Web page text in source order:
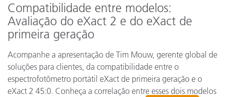
Compatibilidade entre modelos:
Avaliação do eXact 2 e do eXact de
primeira geração
Acompanhe a apresentação de Tim Mouw, gerente global de
soluções para clientes, da compatibilidade entre o
espectrofotômetro portátil eXact de primeira geração e o
eXact 2 45:0. Conheça a correlação entre esses dois modelos